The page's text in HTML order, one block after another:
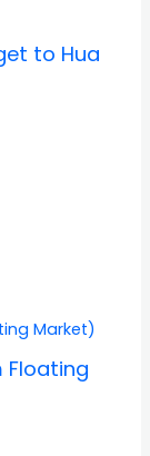
to Hua
Floating